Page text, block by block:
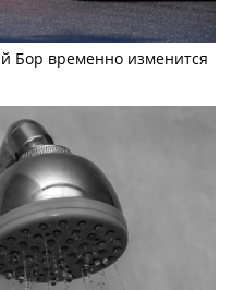
Бор временно изменится